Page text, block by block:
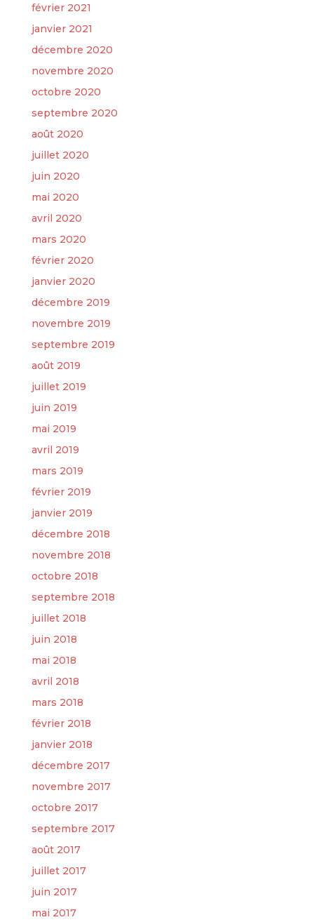
février 2021
janvier 2021
décembre 2020
novembre 2020
octobre 2020
septembre 2020
août 2020
juillet 2020
juin 2020
mai 2020
avril 2020
mars 2020
février 2020
janvier 2020
décembre 2019
novembre 2019
septembre 2019
août 2019
juillet 2019
juin 2019
mai 2019
avril 2019
mars 2019
février 2019
janvier 2019
décembre 2018
novembre 2018
octobre 2018
septembre 2018
juillet 2018
juin 2018
mai 2018
avril 2018
mars 2018
février 2018
janvier 2018
décembre 2017
novembre 2017
octobre 2017
septembre 2017
août 2017
juillet 2017
juin 2017
mai 2017